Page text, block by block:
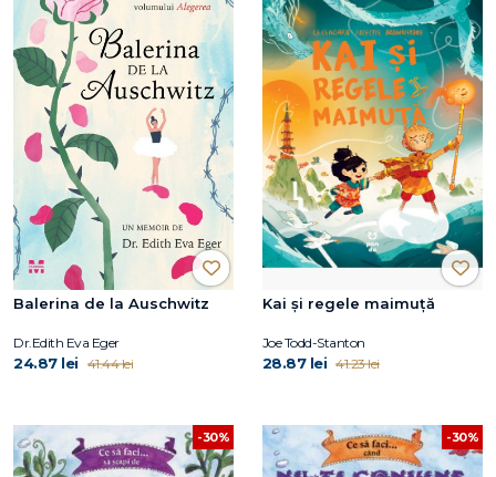
Balerina de la Auschwitz
Dr.Edith Eva Eger
24.87 lei 41.44 lei
Kai și regele maimuță
Joe Todd-Stanton
28.87 lei 41.23 lei
-30% -30%